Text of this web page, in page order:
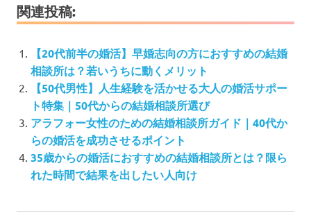
関連投稿:
【20代前半の婚活】早婚志向の方におすすめの結婚
相談所は？若いうちに動くメリット
【50代男性】人生経験を活かせる大人の婚活サポー
ト特集｜50代からの結婚相談所選び
アラフォー女性のための結婚相談所ガイド｜40代か
らの婚活を成功させるポイント
35歳からの婚活におすすめの結婚相談所とは？限ら
れた時間で結果を出したい人向け